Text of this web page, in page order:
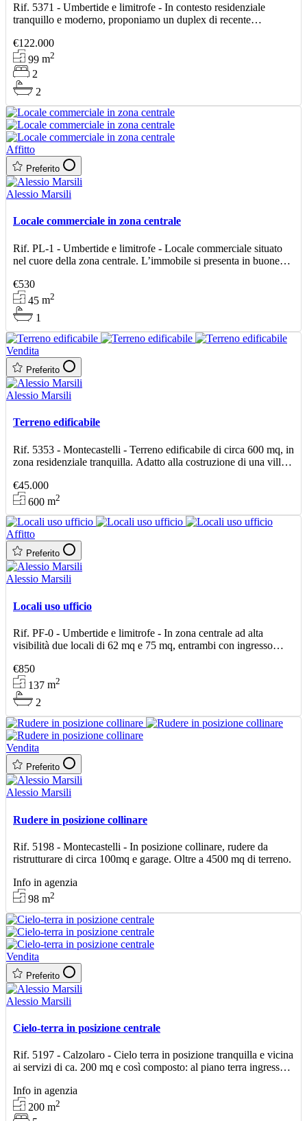
Rif. 5371 - Umbertide e limitrofe - In contesto residenziale
tranquillo e moderno, proponiamo un duplex di recente
€122.000
99m2
2
2
Affitto
Preferito
Alessio Marsili
Locale commerciale in zona centrale
Rif. PL-1 - Umbertide e limitrofe - Locale commerciale situato
nel cuore della zona centrale. L’immobile si presenta in buone
€530
45m2
1
Vendita
Preferito
Alessio Marsili
Terreno edificabile
Rif. 5353 - Montecastelli - Terreno edificabile di circa 600 mq, in
zona residenziale tranquilla. Adatto alla costruzione di una villa
€45.000
600m2
Affitto
Preferito
Alessio Marsili
Locali uso ufficio
Rif. PF-0 - Umbertide e limitrofe - In zona centrale ad alta
visibilità due locali di 62 mq e 75 mq, entrambi con ingresso
€850
137m2
2
Vendita
Preferito
Alessio Marsili
Rudere in posizione collinare
Rif. 5198 - Montecastelli - In posizione collinare, rudere da
ristrutturare di circa 100mq e garage. Oltre a 4500 mq di terreno.
Info in agenzia
98m2
Vendita
Preferito
Alessio Marsili
Cielo-terra in posizione centrale
Rif. 5197 - Calzolaro - Cielo terra in posizione tranquilla e vicina
ai servizi di ca. 200 mq e così composto: al piano terra ingresso,
Info in agenzia
200m2